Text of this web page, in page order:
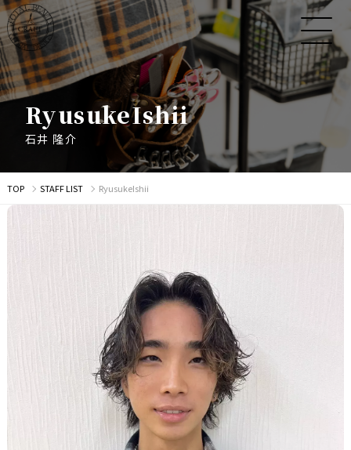
RyusukeIshii
石井 隆介
TOP STAFF LIST RyusukeIshii